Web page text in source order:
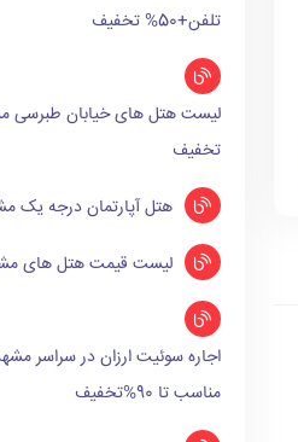
تلفن+50% تخفیف
تخفیف
هتل آپارتمان درجه یک
لیست قیمت هتل های مشهد
اجاره سوئیت ارزان در سراسر
مناسب تا 90%تخفیف